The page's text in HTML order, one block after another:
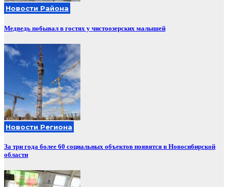
Новости Района
Медведь побывал в гостях у чистоозерских малышей
Новости Региона
За три года более 60 социальных объектов появятся в Новосибирской
области